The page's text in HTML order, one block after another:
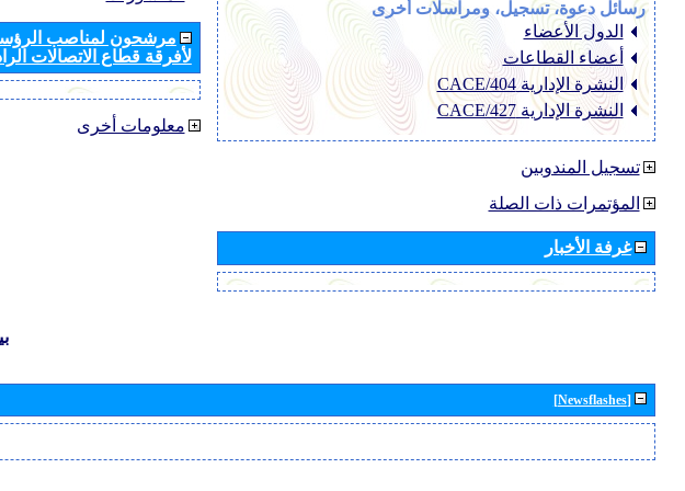
مرشحون لمناصب
لأفرقة قطاع الاتصالات
معلومات أخرى
رسائل دعوة، تسجيل، ومراسلات أخرى
الدول الأعضاء
أعضاء القطاعات
النشرة الإدارية CACE/404
النشرة الإدارية CACE/427
تسجيل المندوبين
المؤتمرات ذات الصلة
غرفة الأخبار
[Newsflashes]